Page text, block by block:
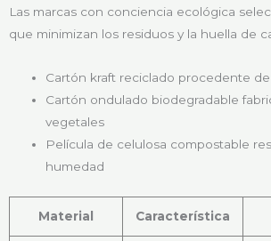
Las marcas con conciencia ecológica
que minimizan los residuos y la huella de
Cartón kraft reciclado procedente
Cartón ondulado biodegradable
vegetales
Película de celulosa compostable
humedad
Material Característica